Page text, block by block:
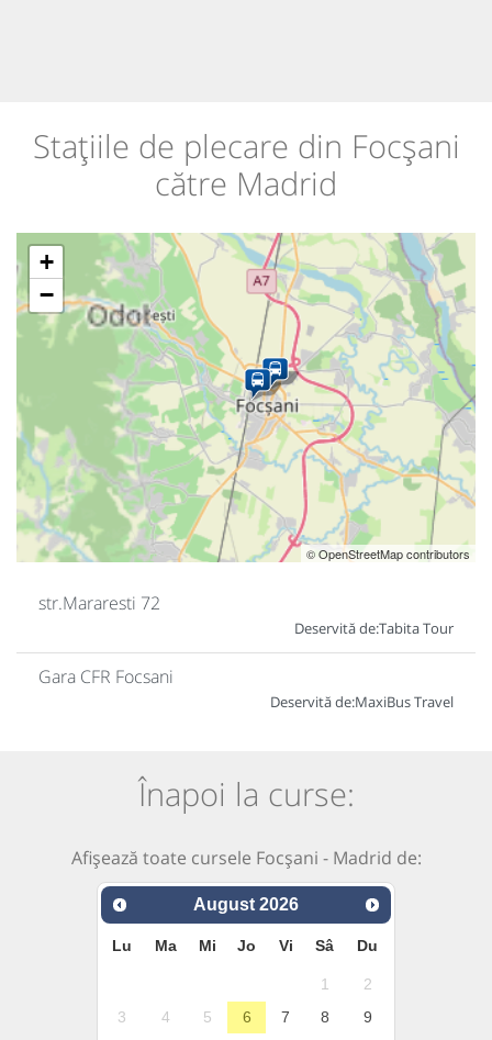
Stațiile de plecare din Focșani
către Madrid
+
−
© OpenStreetMap contributors
str.Mararesti 72
Deservită de:Tabita Tour
Gara CFR Focsani
Deservită de:MaxiBus Travel
Înapoi la curse:
Afișează toate cursele Focșani - Madrid de:
August 2026
Lu Ma Mi Jo Vi Sâ Du
1
2
3
4 5 6 7 8
9